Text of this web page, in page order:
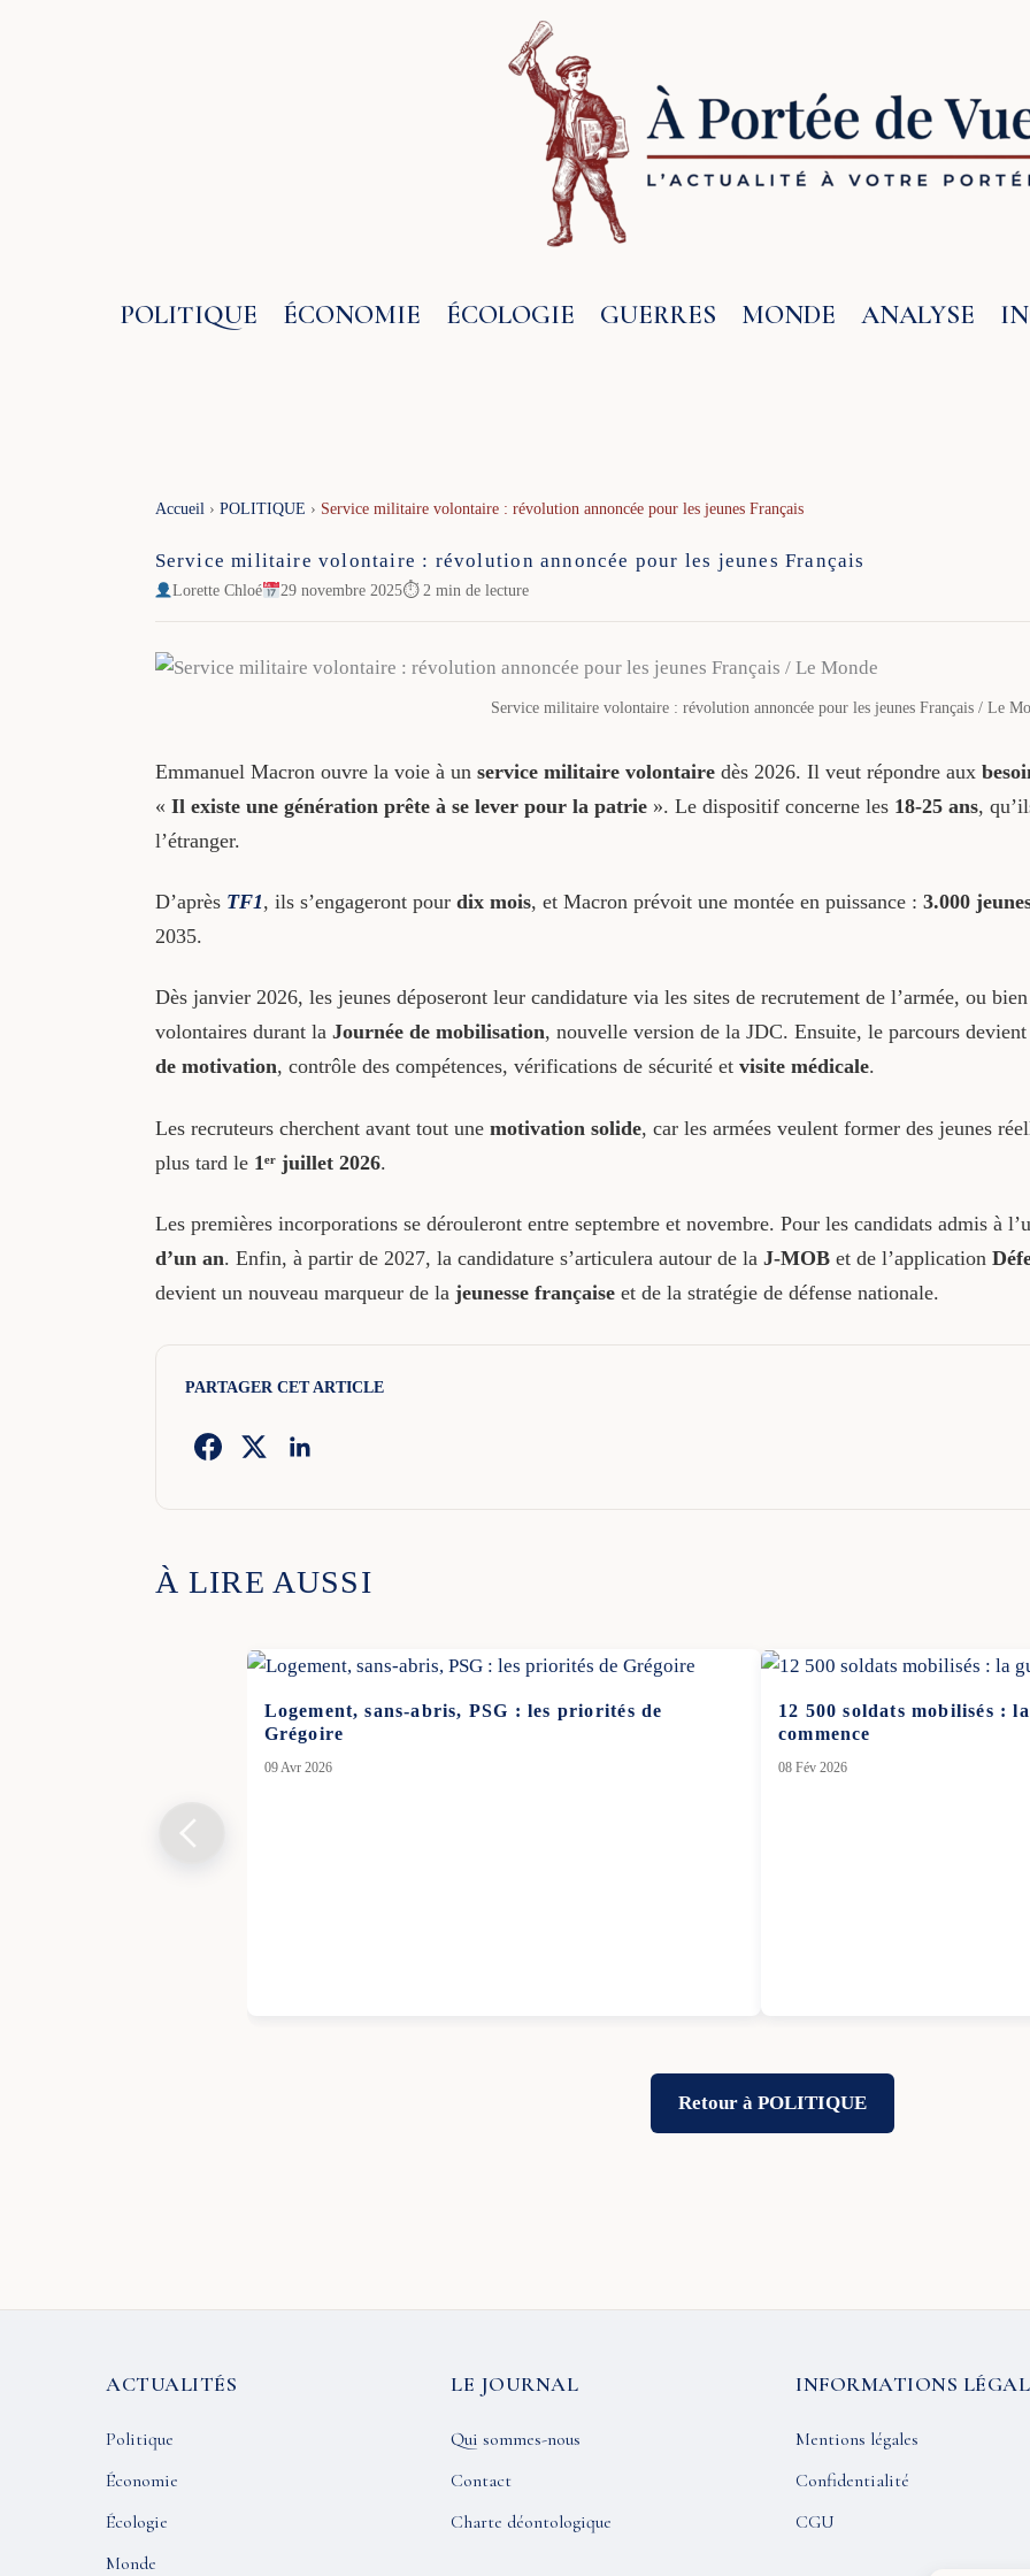
POLITIQUE ÉCONOMIE ÉCOLOGIE GUERRES MONDE ANALYSE
Accueil › POLITIQUE › Service militaire volontaire : révolution annoncée pour les jeunes Français
Service militaire volontaire : révolution annoncée pour les jeunes Français
Lorette Chloé 29 novembre 2025⏱ 2 min de lecture
Service militaire volontaire : révolution annoncée pour les jeunes Français / Le
Emmanuel Macron ouvre la voie à un service militaire volontairedès 2026. Il veut répondre aux
« Il existe une génération prête à se lever pour la patrie». Le dispositif concerne les 18-25 ans,
l’étranger.
D’après TF1, ils s’engageront pour dix mois, et Macron prévoit une montée en puissance : 3.000
2035.
Dès janvier 2026, les jeunes déposeront leur candidature via les sites de recrutement de l’armée, ou
volontaires durant la Journée de mobilisation, nouvelle version de la JDC. Ensuite, le parcours
de motivation, contrôle des compétences, vérifications de sécurité et visite médicale.
Les recruteurs cherchent avant tout une motivation solide, car les armées veulent former des jeunes
plus tard le 1ᵉʳ juillet 2026.
Les premières incorporations se dérouleront entre septembre et novembre. Pour les candidats admis à
d’un an. Enfin, à partir de 2027, la candidature s’articulera autour de la J-MOBet de l’application
devient un nouveau marqueur de la jeunesse françaiseet de la stratégie de défense nationale.
PARTAGER CET ARTICLE
À LIRE AUSSI
Logement, sans-abris, PSG : les priorités de
Grégoire
09 Avr 2026
12 500 soldats mobilisés :
commence
08 Fév 2026
Retour à POLITIQUE
ACTUALITÉS
Politique
Économie
Écologie
Monde
LE JOURNAL
Qui sommes-nous
Contact
Charte déontologique
INFORMATIONS
Mentions légales
Confidentialité
CGU